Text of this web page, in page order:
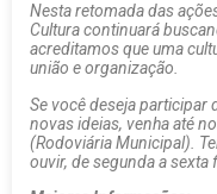
Nesta retomada das
Cultura continuará
acreditamos que uma
união e organização.
Se você deseja participar
novas ideias, venha até
(Rodoviária Municipal).
ouvir, de segunda a sexta